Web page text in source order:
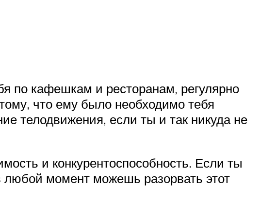
по кафешкам и ресторанам, регулярно
что ему было необходимо тебя
телодвижения, если ты и так никуда не
и конкурентоспособность. Если ты
любой момент можешь разорвать этот